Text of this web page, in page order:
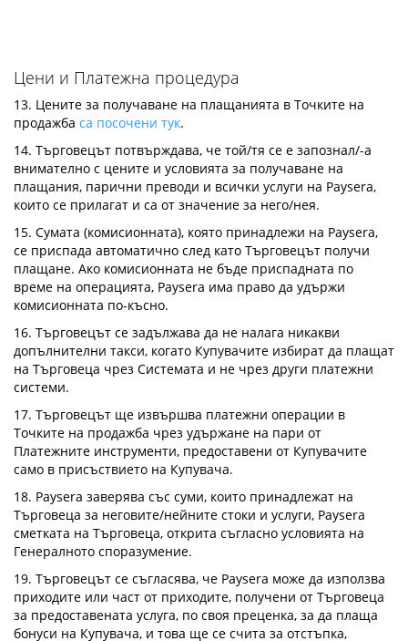
Цени и Платежна процедура
13. Цените за получаване на плащанията в Точките на
продажба са посочени тук.
14. Търговецът потвърждава, че той/тя се е запознал/-а
внимателно с цените и условията за получаване на
плащания, парични преводи и всички услуги на Paysera,
които се прилагат и са от значение за него/нея.
15. Сумата (комисионната), която принадлежи на Paysera,
се приспада автоматично след като Търговецът получи
плащане. Ако комисионната не бъде приспадната по
време на операцията, Paysera има право да удържи
комисионната по-късно.
16. Търговецът се задължава да не налага никакви
допълнителни такси, когато Купувачите избират да плащат
на Търговеца чрез Системата и не чрез други платежни
системи.
17. Търговецът ще извършва платежни операции в
Точките на продажба чрез удържане на пари от
Платежните инструменти, предоставени от Купувачите
само в присъствието на Купувача.
18. Paysera заверява със суми, които принадлежат на
Търговеца за неговите/нейните стоки и услуги, Paysera
сметката на Търговеца, открита съгласно условията на
Генералното споразумение.
19. Търговецът се съгласява, че Paysera може да използва
приходите или част от приходите, получени от Търговеца
за предоставената услуга, по своя преценка, за да плаща
бонуси на Купувача, и това ще се счита за отстъпка,